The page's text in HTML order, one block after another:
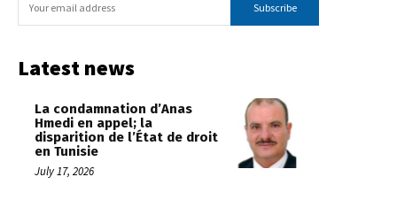
Subscribe
Latest news
La condamnation d’Anas
Hmedi en appel; la
disparition de l’État de droit
en Tunisie
July 17, 2026